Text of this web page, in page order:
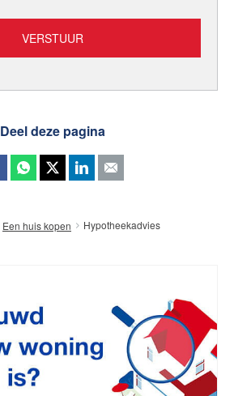
Deel deze pagina
Een huis kopen Hypotheekadvies